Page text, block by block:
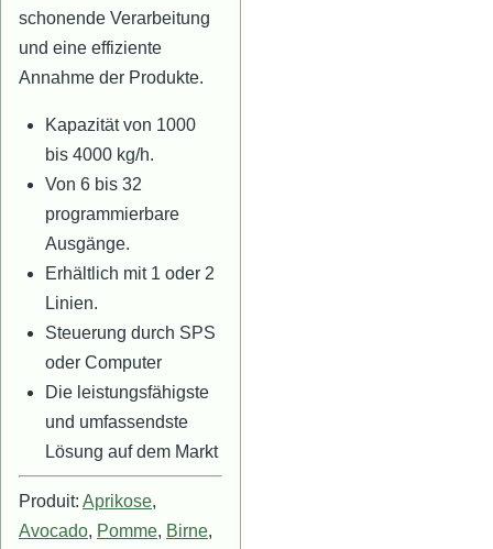
schonende Verarbeitung
und eine effiziente
Annahme der Produkte.
Kapazität von 1000
bis 4000 kg/h.
Von 6 bis 32
programmierbare
Ausgänge.
Erhältlich mit 1 oder 2
Linien.
Steuerung durch SPS
oder Computer
Die leistungsfähigste
und umfassendste
Lösung auf dem Markt
Produit: Aprikose,
Avocado, Pomme, Birne,